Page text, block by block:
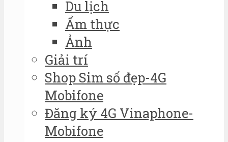
Du lịch
Ẩm thực
Ảnh
Giải trí
Shop Sim số đẹp-4G
Mobifone
Đăng ký 4G Vinaphone-
Mobifone